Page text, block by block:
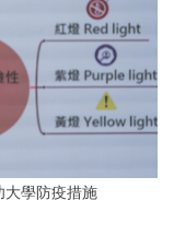
大學防疫措施